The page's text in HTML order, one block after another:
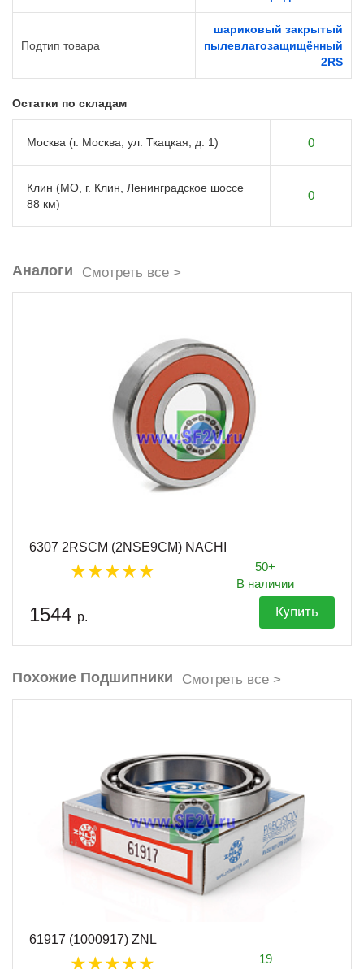
Подтип товара
шариковый закрытый
пылевлагозащищённый
2RS
Остатки по складам
Москва (г. Москва, ул. Ткацкая, д. 1) 0
Клин (МО, г. Клин, Ленинградское шоссе
88 км)
0
Аналоги Смотреть все >
6307 2RSCM (2NSE9CM) NACHI
50+
В наличии
1544 р. Купить
Похожие Подшипники Смотреть все >
61917 (1000917) ZNL
19